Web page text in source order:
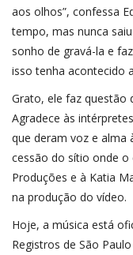
aos olhos”, confessa
tempo, mas nunca
sonho de gravá-la e
isso tenha acontecido
Grato, ele faz questão
Agradece às
que deram voz e alma
cessão do sítio onde o
Produções e à Katia
na produção do vídeo.
Hoje, a música está
Registros de São